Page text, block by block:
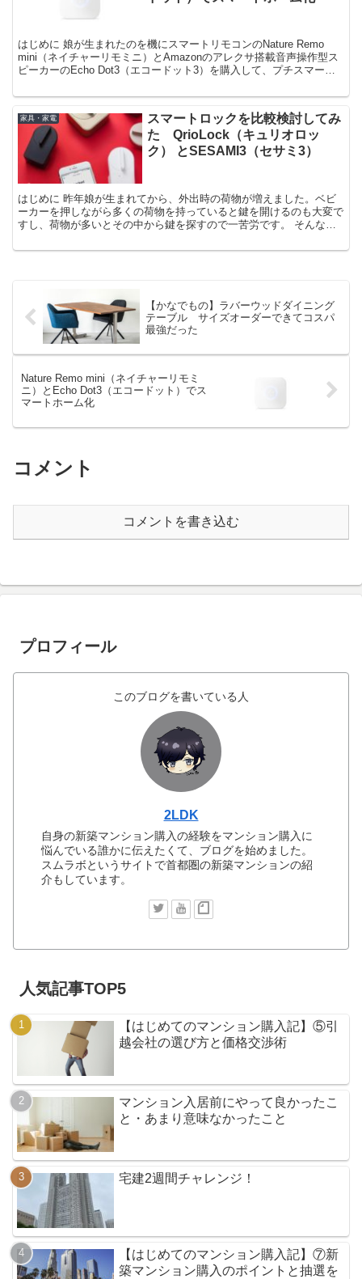
はじめに 娘が生まれたのを機にスマートリモコンのNature Remo
mini（ネイチャーリモミニ）とAmazonのアレクサ搭載音声操作型ス
ピーカーのEcho Dot3（エコードット3）を購入して、プチスマート
家具・家電
スマートロックを比較検討してみ
た QrioLock（キュリオロッ
ク） とSESAMI3（セサミ3）
はじめに 昨年娘が生まれてから、外出時の荷物が増えました。ベビ
ーカーを押しながら多くの荷物を持っていると鍵を開けるのも大変で
すし、荷物が多いとその中から鍵を探すので一苦労です。 そんな事
【かなでもの】ラバーウッドダイニング
テーブル サイズオーダーできてコスパ
最強だった
Nature Remo mini（ネイチャーリモミ
ニ）とEcho Dot3（エコードット）でス
マートホーム化
コメント
コメントを書き込む
プロフィール
このブログを書いている人
2LDK
自身の新築マンション購入の経験をマンション購入に
悩んでいる誰かに伝えたくて、ブログを始めました。
スムラボというサイトで首都圏の新築マンションの紹
介もしています。
人気記事TOP5
【はじめてのマンション購入記】⑤引
越会社の選び方と価格交渉術
マンション入居前にやって良かったこ
と・あまり意味なかったこと
宅建2週間チャレンジ！
【はじめてのマンション購入記】⑦新
築マンション購入のポイントと抽選を